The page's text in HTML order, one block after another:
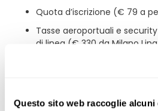
Questo sito web raccoglie
Quota d’iscrizione (€ 79 a
Tasse aeroportuali e
di linea (€ 330 da Milano
325 da Bologna e Napoli, €
Fiumicino, Bari e Palermo -